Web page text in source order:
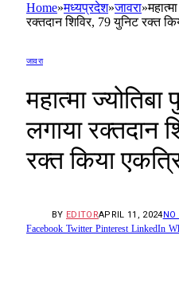
Home»मध्यप्रदेश»जावरा»
रक्तदान शिविर, 79 युनिट रक्त
जावरा
महात्मा
लगाया रक्तदान
रक्त किया
BY EDITORAPRIL 11, 2024NO
Facebook Twitter Pinterest LinkedIn